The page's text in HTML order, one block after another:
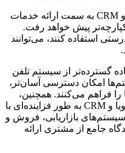
به طور کلی، آینده سیستم تلفن گویا و CRM به سمت ارائه خدمات
پیش خواهد رفت.
استفاده کنند، می‌توانند
گسترده‌تر از سیستم تلفن
امکان دسترسی آسان‌تر،
فراهم می‌کنند. همچنین،
انتظار می‌رود که سیستم‌های تلفن گویا و CRM به طور فزاینده‌ای با
بازاریابی، فروش و
جامع از مشتری ارائه